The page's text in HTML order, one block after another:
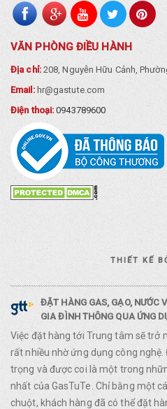
VĂN PHÒNG ĐIỀU HÀNH
Địa chỉ:208, Nguyễn Hữu Cảnh,
Email: hr@gastute.com
Điện thoại:0943789600
THIẾT KẾ
ĐẶT HÀNG GAS, GẠO, NƯỚC
GIA ĐÌNH THÔNG QUA ỨNG
Việc đặt hàng tới Trung tâm sẽ trở
rất nhiều nhờ ứng dụng công
trọng và được coi là một trong
nhất của GasTuTe. Chỉ bằng một
chuột, khách hàng đã có thể đặt